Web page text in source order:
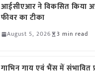
आईसीएआर ने विकसित किया
फीवर का टीका
August 5, 2026 3 min read
गाभिन गाय एवं भैंस में संभावित